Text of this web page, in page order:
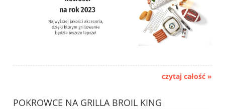
czytaj całość »
POKROWCE NA GRILLA BROIL KING